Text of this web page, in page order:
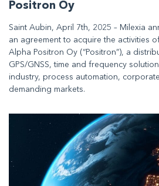
Positron Oy
Saint Aubin, April 7th, 2025 – Milexia
an agreement to acquire the activities
Alpha Positron Oy (“Positron”), a
GPS/GNSS, time and frequency
industry, process automation,
demanding markets.